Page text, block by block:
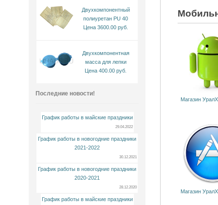
Магазин
Магазин
Двухкомпонентный
полиуретан PU 40
Цена 3600.00 руб.
Двухкомпонентная
масса для лепки
Цена 400.00 руб.
Последние новости!
График работы в майские праздники
29.04.2022
График работы в новогодние праздники
2021-2022
30.12.2021
График работы в новогодние праздники
2020-2021
28.12.2020
График работы в майские праздники